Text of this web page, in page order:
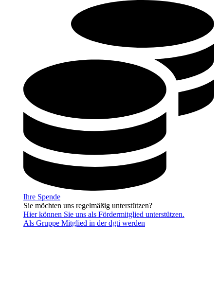
Ihre Spende
Sie möchten uns regelmäßig unterstützen?
Hier können Sie uns als Fördermitglied unterstützen.
Als Gruppe Mitglied in der dgti werden